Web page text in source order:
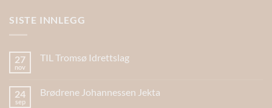
SISTE INNLEGG
27
nov
TIL Tromsø Idrettslag
24
sep
Brødrene Johannessen Jekta